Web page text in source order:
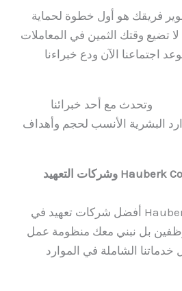
فريقك هو أول خطوة لحماية
تضيع وقتك الثمين في المعاملات
اجتماعنا الآن ودع خبراءنا
وتحدث مع أحد خبرائنا
البشرية الأنسب لحجم وأهداف
ما الفرق بين Hauberk Consulting وشركات التعهيد
نحن في Hauberk Consulting أفضل شركات تعهيد في
بل نبني معك منظومة عمل
الشاملة في الموارد